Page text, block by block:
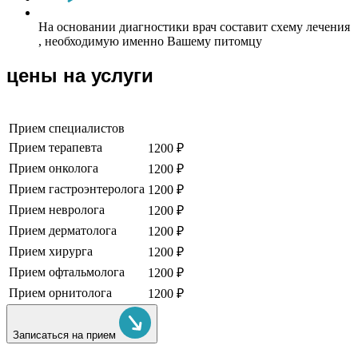
На основании диагностики врач составит схему лечения
, необходимую именно Вашему питомцу
цены на услуги
Прием специалистов
Прием терапевта
1200 ₽
Прием онколога
1200 ₽
Прием гастроэнтеролога 1200 ₽
Прием невролога
1200 ₽
Прием дерматолога
1200 ₽
Прием хирурга
1200 ₽
Прием офтальмолога
1200 ₽
Прием орнитолога
1200 ₽
Записаться на прием